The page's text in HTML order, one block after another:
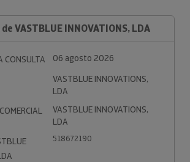
VASTBLUE INNOVATIONS, LDA
CONSULTA
06 agosto 2026
VASTBLUE INNOVATIONS,
LDA
VASTBLUE INNOVATIONS,
LDA
518672190